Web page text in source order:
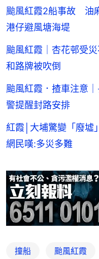
颱風紅霞2船事故 油
港仔避風塘海堤
颱風紅霞｜杏花邨受
和路牌被吹倒
颱風紅霞．揸車注意
警提醒封路安排
紅霞│大埔驚變「廢
網民嘆:多災多難
撞船 颱風紅霞